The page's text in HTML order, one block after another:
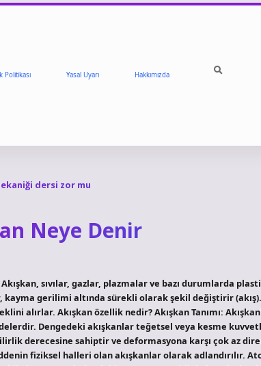
Politikası Yasal Uyarı Hakkımızda
dersi zor mu
Neye Denir
sıvılar, gazlar, plazmalar ve bazı durumlarda
kayma gerilimi altında sürekli olarak şekil değiştirir (akış).
alırlar. Akışkan özellik nedir? Akışkan Tanımı:
Dengedeki akışkanlar teğetsel veya kesme
derecesine sahiptir ve deformasyona karşı çok az
fiziksel halleri olan akışkanlar olarak adlandırılır.